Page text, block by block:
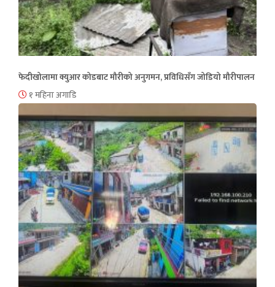
फेदीखोलामा क्युआर कोडबाट मौरीको अनुगमन, प्रविधिसँग जोडियो मौरीपालन
१ महिना अगाडि